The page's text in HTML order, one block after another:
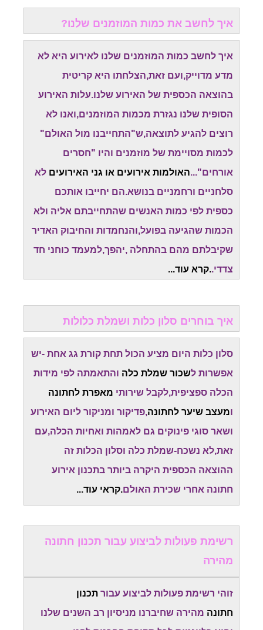
איך לחשב את כמות המוזמנים שלנו?
איך לחשב כמות המוזמנים שלנו לאירוע היא לא
מדע מדוייק,ועם זאת,הצלחתו היא קריטית
בהוצאה הכספית של האירוע שלנו.עלות האירוע
הסופית שלנו נגזרת מכמות המוזמנים,ואנו לא
רוצים להגיע לתוצאה,ש"התחייבנו מול האולם"
לכמות מסויימת של מוזמנים והיו "חסרים
אורחים"...האולמות אירועים או גני האירועים לא
סלחניים ורחמניים בנושא.הם יחייבו אותכם
כספית לפי כמות האנשים שהתחייבתם אליה ולא
הכמות שהגיעה בפועל,והנחמדות והחיבוק האדיר
שקיבלתם מהם בהתחלה ,יהפך,למעמד כוחני חד
צדדי..קרא עוד...
איך בוחרים סלון כלות ושמלת כלולות
סלון כלות היום מציע הכול תחת קורת גג אחת -יש
אפשרות לשכור שמלת כלה והתאמתה לפי מידות
הכלה ספציפית,לקבל שירותי מאפרת לחתונה
ומעצב שיער לחתונה,פדיקור ומניקור ליום האירוע
ושאר סוגי פינוקים גם לאמהות ואחיות הכלה,עם
זאת,לא נשכח-שמלת כלה וסלון הכלות זה
ההוצאה הכספית היקרה ביותר בתכנון אירוע
חתונה אחרי שכירת האולם.קראי עוד...
רשימת פעולות לביצוע עבור תכנון חתונה
מהירה
זוהי רשימת פעולות לביצוע עבור תכנון
חתונה מהירה שחיברנו מניסיון רב השנים שלנו